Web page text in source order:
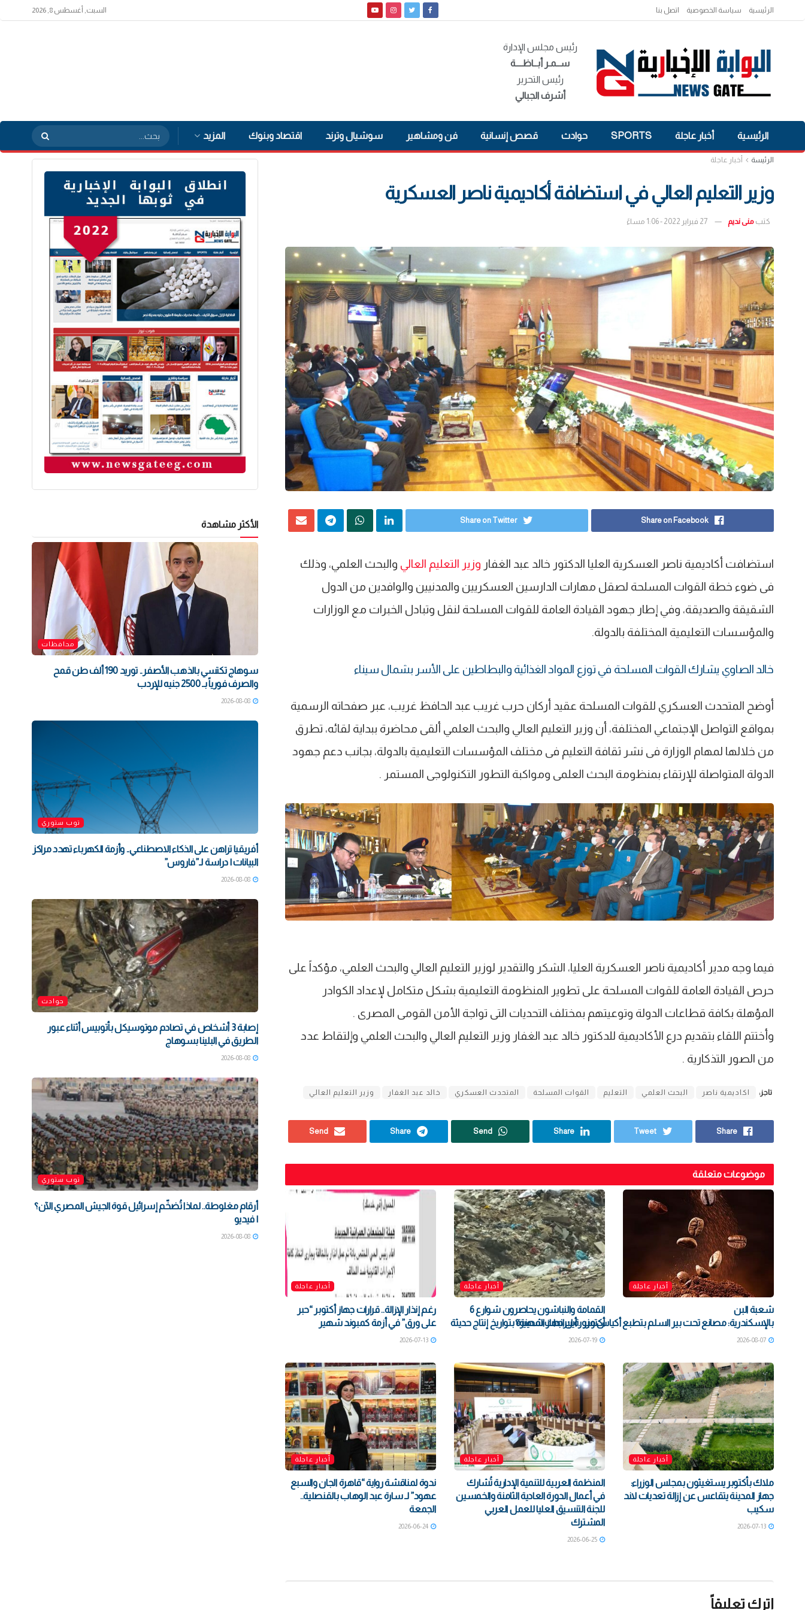
الرئيسية سياسة الخصوصية اتصل بنا السبت, أغسطس 8, 2026
رئيس مجلس الإدارة
ســمـر أبــاظــــة
رئيس التحرير
أشرف الجبالي
الرئيسية أخبار عاجلة SPORTS حوادث قصص إنسانية فن ومشاهير سوشيال وترند اقتصاد وبنوك المزيد
الرئيسة أخبار عاجلة
وزير التعليم العالي في استضافة أكاديمية ناصر العسكرية
كتب منى نديم 27 فبراير 2022 - 1:06 مساءً
Share on Facebook
Share on Twitter
استضافت أكاديمية ناصر العسكرية العليا الدكتور خالد عبد الغفار وزير التعليم العالي والبحث العلمي، وذلك
فى ضوء خطة القوات المسلحة لصقل مهارات الدارسين العسكريين والمدنيين والوافدين من الدول
الشقيقة والصديقة، وفي إطار جهود القيادة العامة للقوات المسلحة لنقل وتبادل الخبرات مع الوزارات
والمؤسسات التعليمية المختلفة بالدولة.
خالد الصاوي يشارك القوات المسلحة في توزع المواد الغذائية والبطاطين على الأسر بشمال سيناء
أوضح المتحدث العسكري للقوات المسلحة عقيد أركان حرب غريب عبد الحافظ غريب، عبر صفحاته الرسمية
بمواقع التواصل الإجتماعي المختلفة، أن وزير التعليم العالي والبحث العلمي ألقى محاضرة ببداية لقائه، تطرق
من خلالها لمهام الوزارة فى نشر ثقافة التعليم فى مختلف المؤسسات التعليمية بالدولة، بجانب دعم جهود
الدولة المتواصلة للإرتقاء بمنظومة البحث العلمى ومواكبة التطور التكنولوجى المستمر .
فيما وجه مدير أكاديمية ناصر العسكرية العليا، الشكر والتقدير لوزير التعليم العالي والبحث العلمي، مؤكداً على
حرص القيادة العامة للقوات المسلحة على تطوير المنظومة التعليمية بشكل متكامل لإعداد الكوادر
المؤهلة بكافة قطاعات الدولة وتوعيتهم بمختلف التحديات التى تواجة الأمن القومى المصرى .
وأختتم اللقاء بتقديم درع الأكاديمية للدكتور خالد عبد الغفار وزير التعليم العالي والبحث العلمي وإلتقاط عدد
من الصور التذكارية .
تاجز: اكاديمية ناصر البحث العلمي التعليم القوات المسلحة المتحدث العسكري خالد عبد الغفار وزير التعليم العالي
Share
Tweet
Share
Send
Share
Send
موضوعات متعلقة
أخبار عاجلة
شعبة البن
بالإسكندرية: مصانع تحت بير السلم بتطبع أكياس مزورة لبراندات شهيرة بتواريخ إنتاج حديثة
2026-08-07
أخبار عاجلة
القمامة والنباشون يحاصرون شوارع 6
أكتوبر .. أين جهاز المدينة؟
2026-07-19
أخبار عاجلة
رغم إنذار الإزالة.. قرارات جهاز أكتوبر “حبر
على ورق” في أزمة كمبوند شهير
2026-07-13
أخبار عاجلة
ملاك بأكتوبر يستغيثون بمجلس الوزراء:
جهاز المدينة يتقاعس عن إزالة تعديات لاند
سكيب
2026-07-13
أخبار عاجلة
المنظمة العربية للتنمية الإدارية تُشارك
في أعمال الدورة العادية الثامنة والخمسين
للجنة التنسيق العليا للعمل العربي
المشترك
2026-06-25
أخبار عاجلة
ندوة لمناقشة رواية “قاهرة الجان والسبع
عهود” لـ سارة عبد الوهاب بالقنصلية..
الجمعة
2026-06-24
اترك تعليقاً
الأكثر مشاهدة
محافظات
سوهاج تكتسي بالذهب الأصفر.. توريد 190 ألف طن قمح
والصرف فورياً بـ 2500 جنيه للإردب
2026-08-08
توب ستوري
أفريقيا تراهن على الذكاء الاصطناعي.. وأزمة الكهرباء تهدد مراكز
البيانات | دراسة لـ”فاروس”
2026-08-08
حوادث
إصابة 3 أشخاص في تصادم موتوسيكل بأتوبيس أثناء عبور
الطريق في البلينا بسوهاج
2026-08-08
توب ستوري
أرقام مغلوطة.. لماذا تُضخّم إسرائيل قوة الجيش المصري الآن؟
| فيديو
2026-08-08